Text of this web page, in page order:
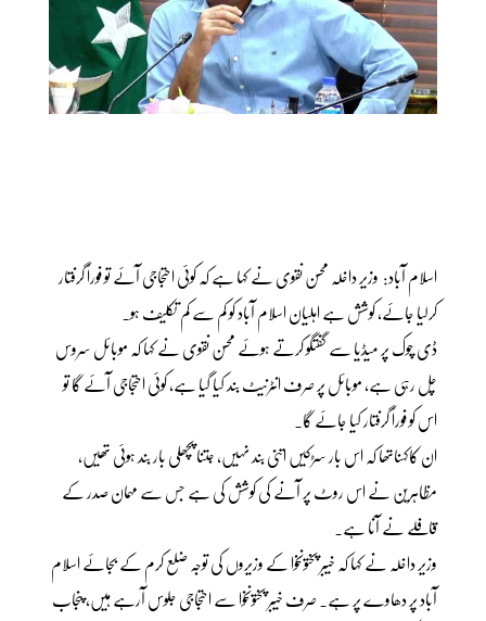
اسلام آباد: وزیر داخلہ محسن نقوی نے کہا ہے کہ کوئی احتجاجی آئے تو فوراً گرفتار
کرلیا جائے، کوشش ہے اہلیان اسلام آباد کو کم سے کم تکلیف ہو۔
ڈی چوک پر میڈیا سے گفتگو کرتے ہوئے محسن نقوی نے کہا کہ موبائل سروس
چل رہی ہے، موبائل پر صرف انٹرنیٹ بند کیا گیا ہے، کوئی احتجاجی آئے گا تو
اس کو فوراً گرفتار کیا جائے گا۔
ان کاکہناتھا کہ اس بار سڑکیں اتنی بند نہیں، جتنا پچھلی بار بند ہوئی تھیں،
مظاہرین نے اس روٹ پر آنے کی کوشش کی ہے جس سے مہمان صدر کے
قافلے نے آنا ہے۔
وزیر داخلہ نے کہا کہ خیبر پختونخوا کے وزیروں کی توجہ ضلع کرم کے بجائے اسلام
آباد پر دھاوے پر ہے۔ صرف خیبر پختونخوا سے احتجاجی جلوس آرہے ہیں، پنجاب